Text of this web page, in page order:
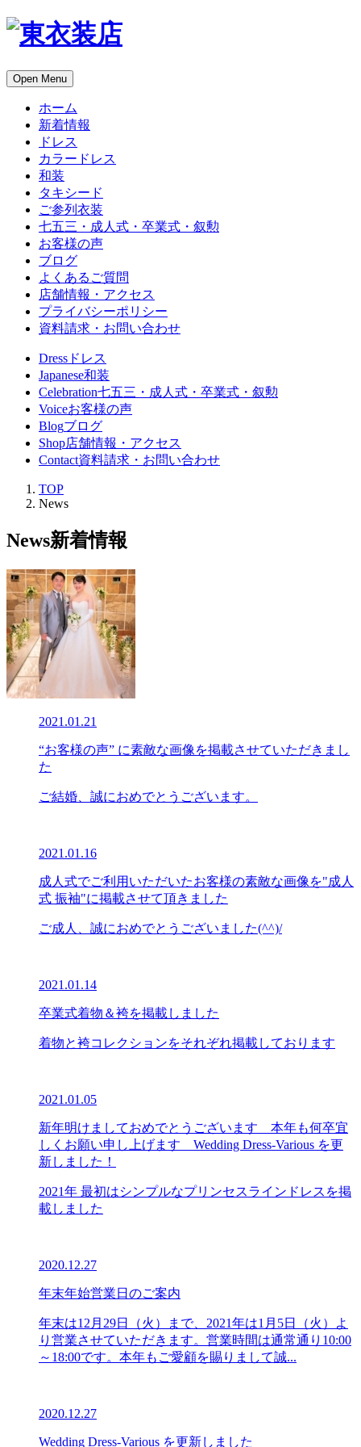
Open Menu
ホーム
新着情報
ドレス
カラードレス
和装
タキシード
ご参列衣装
七五三・成人式・卒業式・叙勲
お客様の声
ブログ
よくあるご質問
店舗情報・アクセス
プライバシーポリシー
資料請求・お問い合わせ
Dress ドレス
Japanese和装
Celebration七五三・成人式・卒業式・叙勲
Voiceお客様の声
Blogブログ
Shop店舗情報・アクセス
Contact資料請求・お問い合わせ
TOP
News
News新着情報
2021.01.21
“お客様の声” に素敵な画像を掲載させていただきまし
た
ご結婚、誠におめでとうございます。
2021.01.16
成人式でご利用いただいたお客様の素敵な画像を"成人
式 振袖"に掲載させて頂きました
ご成人、誠におめでとうございました(^^)/
2021.01.14
卒業式着物＆袴を掲載しました
着物と袴コレクションをそれぞれ掲載しております
2021.01.05
新年明けましておめでとうございます 本年も何卒宜
しくお願い申し上げます Wedding Dress-Various を更
新しました！
2021年 最初はシンプルなプリンセスラインドレスを掲
載しました
2020.12.27
年末年始営業日のご案内
年末は12月29日（火）まで、2021年は1月5日（火）よ
り営業させていただきます。営業時間は通常通り10:00
～18:00です。本年もご愛顧を賜りまして誠...
2020.12.27
Wedding Dress-Various を更新しました